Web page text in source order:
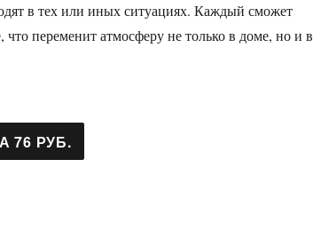
в тех или иных ситуациях. Каждый сможет
что переменит атмосферу не только в доме, но и в